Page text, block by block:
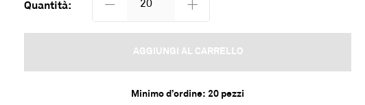
Quantità:
AGGIUNGI AL CARRELLO
Minimo d’ordine:20 pezzi